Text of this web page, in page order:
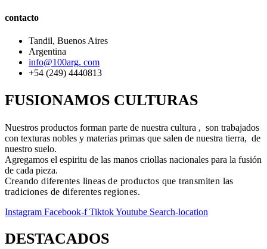
contacto
Tandil, Buenos Aires
Argentina
info@100arg. com
+54 (249) 4440813
FUSIONAMOS CULTURAS
Nuestros productos forman parte de nuestra cultura , son trabajados
con texturas nobles y materias primas que salen de nuestra tierra, de
nuestro suelo.
Agregamos el espiritu de las manos criollas nacionales para la fusión
de cada pieza.
Creando diferentes lineas de productos que transmiten las
tradiciones de diferentes regiones.
Instagram Facebook-f TiktokYoutube Search-location
DESTACADOS